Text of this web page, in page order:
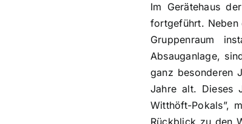
Im Gerätehaus
fortgeführt. Neben
Gruppenraum
Absauganlage,
ganz besonderen
Jahre alt. Dieses
Witthöft-Pokals”,